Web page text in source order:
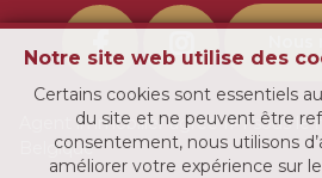
Notre site web utilise des
Certains cookies sont essentiels
du site et ne peuvent être
consentement, nous utilisons
améliorer votre expérience sur
Agent immobilier agréé IPI sous
Belgique